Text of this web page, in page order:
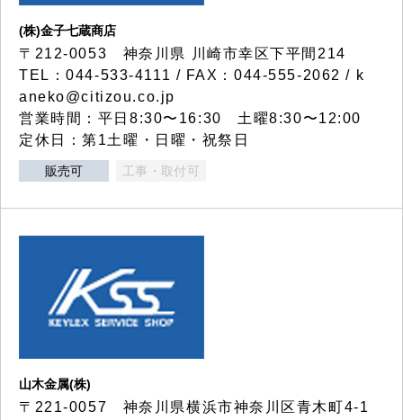
(株)金子七蔵商店
〒212-0053 神奈川県 川崎市幸区下平間214
TEL：044-533-4111 / FAX：044-555-2062 / k
aneko@citizou.co.jp
営業時間：平日8:30〜16:30 土曜8:30〜12:00
定休日：第1土曜・日曜・祝祭日
販売可 工事・取付可
山木金属(株)
〒221-0057 神奈川県横浜市神奈川区青木町4-1